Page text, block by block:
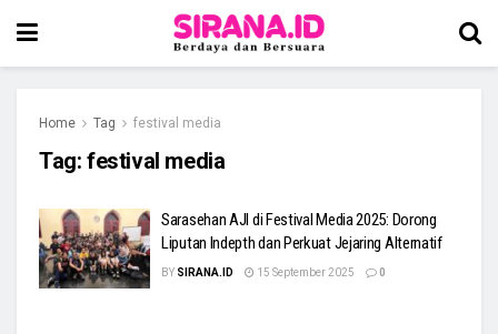
Home Tag festival media
Tag: festival media
Sarasehan AJI di Festival Media 2025: Dorong
Liputan Indepth dan Perkuat Jejaring Alternatif
BY SIRANA.ID 15 September 2025 0